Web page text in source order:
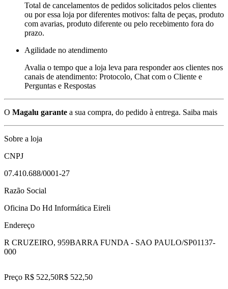
Total de cancelamentos de pedidos solicitados pelos clientes
ou por essa loja por diferentes motivos: falta de peças, produto
com avarias, produto diferente ou pelo recebimento fora do
prazo.
Agilidade no atendimento
Avalia o tempo que a loja leva para responder aos clientes nos
canais de atendimento: Protocolo, Chat com o Cliente e
Perguntas e Respostas
O Magalu garante a sua compra, do pedido à entrega. Saiba mais
Sobre a loja
CNPJ
07.410.688/0001-27
Razão Social
Oficina Do Hd Informática Eireli
Endereço
R CRUZEIRO, 959BARRA FUNDA - SAO PAULO/SP01137-
000
Preço R$ 522,50R$ 522,50